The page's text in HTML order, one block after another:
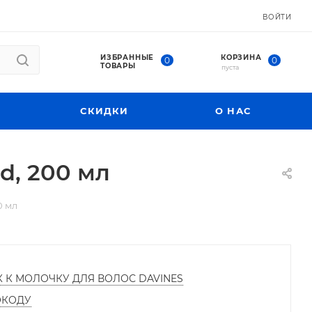
ВОЙТИ
ИЗБРАННЫЕ
ТОВАРЫ
0 КОРЗИНА 0
пуста
СКИДКИ О НАС
200 мл
мл
МОЛОЧКУ ДЛЯ ВОЛОС DAVINES